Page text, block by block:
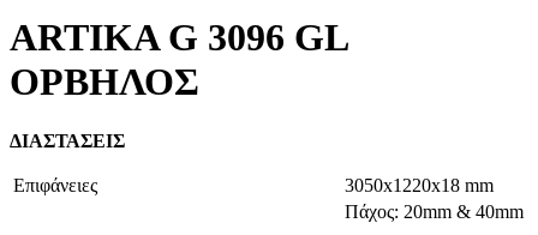
ARTIKA G 3096 GL
ΟΡΒΗΛΟΣ
ΔΙΑΣΤΑΣΕΙΣ
Επιφάνειες 3050x1220x18 mm
Πάχος: 20mm & 40mm